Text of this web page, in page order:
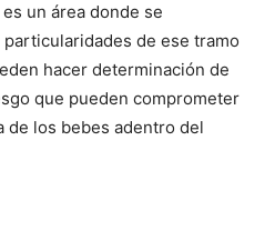
un área donde se
de ese tramo
hacer determinación de
que pueden comprometer
de los bebes adentro del